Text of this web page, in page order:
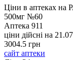
Ціни в аптеках
500мг №60
Аптека 911
ціни дійсні на
3004.5 грн
сайт аптеки